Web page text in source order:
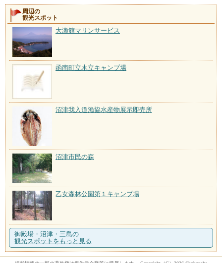
周辺の
観光スポット
大瀬館マリンサービス
函南町立木立キャンプ場
沼津我入道漁協水産物展示即売所
沼津市民の森
乙女森林公園第１キャンプ場
御殿場・沼津・三島の
観光スポットをもっと見る